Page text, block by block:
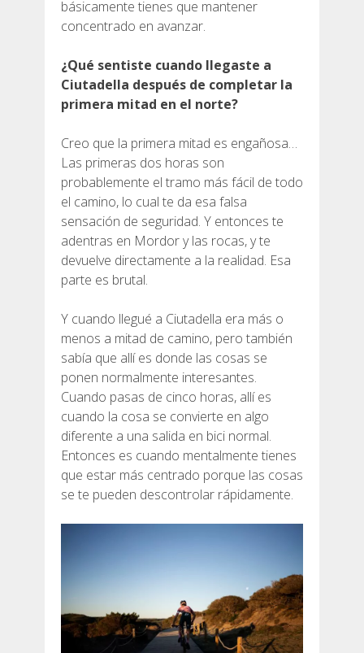
básicamente tienes que mantener
concentrado en avanzar.
¿Qué sentiste cuando llegaste a
Ciutadella después de completar la
primera mitad en el norte?
Creo que la primera mitad es engañosa…
Las primeras dos horas son
probablemente el tramo más fácil de todo
el camino, lo cual te da esa falsa
sensación de seguridad. Y entonces te
adentras en Mordor y las rocas, y te
devuelve directamente a la realidad. Esa
parte es brutal.
Y cuando llegué a Ciutadella era más o
menos a mitad de camino, pero también
sabía que allí es donde las cosas se
ponen normalmente interesantes.
Cuando pasas de cinco horas, allí es
cuando la cosa se convierte en algo
diferente a una salida en bici normal.
Entonces es cuando mentalmente tienes
que estar más centrado porque las cosas
se te pueden descontrolar rápidamente.